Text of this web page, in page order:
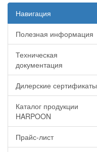
Навигация
Полезная информация
Техническая
документация
Дилерские сертификаты
Каталог продукции
HARPOON
Прайс-лист